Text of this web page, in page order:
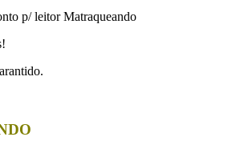
p/ leitor Matraqueando